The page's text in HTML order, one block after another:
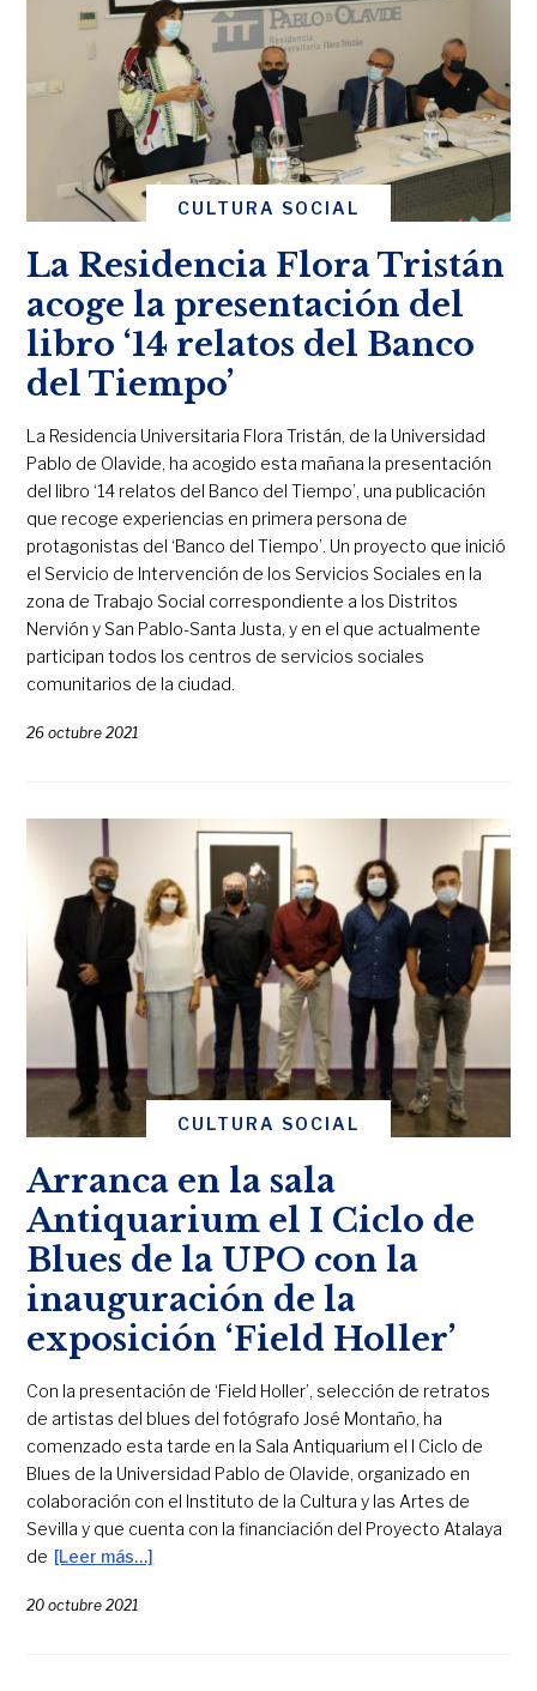
CULTURA SOCIAL
La Residencia Flora Tristán
acoge la presentación del
libro ‘14 relatos del Banco
del Tiempo’
La Residencia Universitaria Flora Tristán, de la Universidad
Pablo de Olavide, ha acogido esta mañana la presentación
del libro ‘14 relatos del Banco del Tiempo’, una publicación
que recoge experiencias en primera persona de
protagonistas del ‘Banco del Tiempo’. Un proyecto que inició
el Servicio de Intervención de los Servicios Sociales en la
zona de Trabajo Social correspondiente a los Distritos
Nervión y San Pablo-Santa Justa, y en el que actualmente
participan todos los centros de servicios sociales
comunitarios de la ciudad.
26 octubre 2021
CULTURA SOCIAL
Arranca en la sala
Antiquarium el I Ciclo de
Blues de la UPO con la
inauguración de la
exposición ‘Field Holler’
Con la presentación de ‘Field Holler’, selección de retratos
de artistas del blues del fotógrafo José Montaño, ha
comenzado esta tarde en la Sala Antiquarium el I Ciclo de
Blues de la Universidad Pablo de Olavide, organizado en
colaboración con el Instituto de la Cultura y las Artes de
Sevilla y que cuenta con la financiación del Proyecto Atalaya
de [Leer más…]
20 octubre 2021